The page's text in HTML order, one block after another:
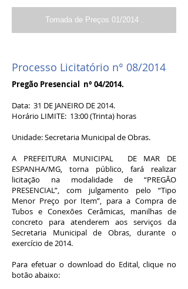
Tomada de Preços 01/2014 .
Processo Licitatório n° 08/2014
Pregão Presencial n° 04/2014.
Data: 31 DE JANEIRO DE 2014.
Horário LIMITE: 13:00 (Trinta) horas
Unidade: Secretaria Municipal de Obras.
A PREFEITURA MUNICIPAL DE MAR DE
ESPANHA/MG, torna público, fará realizar
licitação na modalidade de “PREGÃO
PRESENCIAL”, com julgamento pelo “Tipo
Menor Preço por Item”, para a Compra de
Tubos e Conexões Cerâmicas, manilhas de
concreto para atenderem aos serviços da
Secretaria Municipal de Obras, durante o
exercício de 2014.
Para efetuar o download do Edital, clique no
botão abaixo: